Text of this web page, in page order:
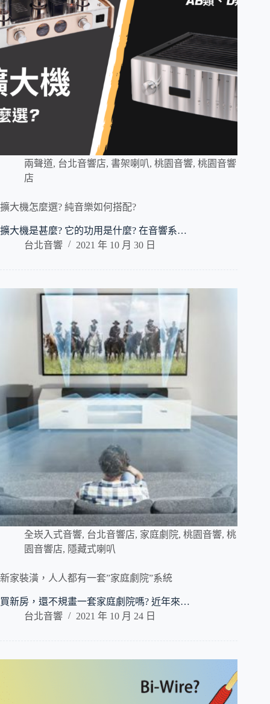
兩聲道, 台北音響店, 書架喇叭, 桃園音響, 桃園音響
店
擴大機怎麼選? 純音樂如何搭配?
擴大機是甚麼? 它的功用是什麼? 在音響系…
台北音響
2021 年 10 月 30 日
全崁入式音響, 台北音響店, 家庭劇院, 桃園音響, 桃
園音響店, 隱藏式喇叭
新家裝潢，人人都有一套”家庭劇院”系統
買新房，還不規畫一套家庭劇院嗎? 近年來…
台北音響
2021 年 10 月 24 日